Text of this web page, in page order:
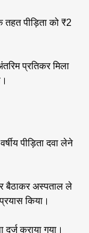
तहत पीड़िता को ₹2
प्रतिकर मिला
पीड़िता दवा लेने
बैठाकर अस्पताल ले
किया।
कराया गया।